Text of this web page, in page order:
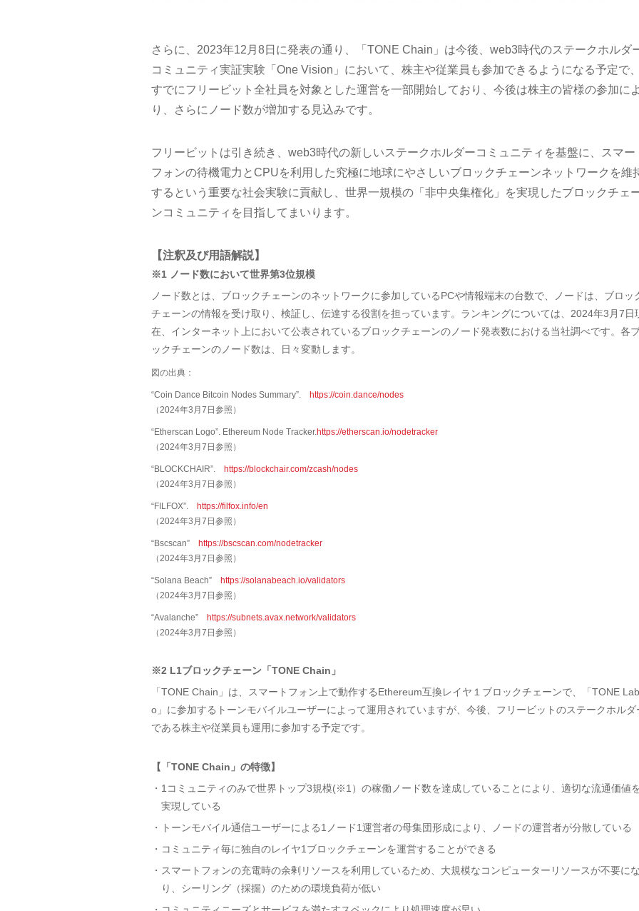
さらに、2023年12月8日に発表の通り、「TONE Chain」は今後、web3時代のステークホルダ
コミュニティ実証実験「One Vision」において、株主や従業員も参加できるようになる予定で、
すでにフリービット全社員を対象とした運営を一部開始しており、今後は株主の皆様の参加によ
り、さらにノード数が増加する見込みです。
フリービットは引き続き、web3時代の新しいステークホルダーコミュニティを基盤に、スマー
フォンの待機電力とCPUを利用した究極に地球にやさしいブロックチェーンネットワークを維
するという重要な社会実験に貢献し、世界一規模の「非中央集権化」を実現したブロックチェ
ンコミュニティを目指してまいります。
【注釈及び用語解説】
※1 ノード数において世界第3位規模
ノード数とは、ブロックチェーンのネットワークに参加しているPCや情報端末の台数で、ノードは、ブロッ
チェーンの情報を受け取り、検証し、伝達する役割を担っています。ランキングについては、2024年3月7日
在、インターネット上において公表されているブロックチェーンのノード発表数における当社調べです。各
ックチェーンのノード数は、日々変動します。
図の出典：
“Coin Dance Bitcoin Nodes Summary”. https://coin.dance/nodes
（2024年3月7日参照）
“Etherscan Logo”. Ethereum Node Tracker.https://etherscan.io/nodetracker
（2024年3月7日参照）
“BLOCKCHAIR”. https://blockchair.com/zcash/nodes
（2024年3月7日参照）
“FILFOX”. https://filfox.info/en
（2024年3月7日参照）
“Bscscan” https://bscscan.com/nodetracker
（2024年3月7日参照）
“Solana Beach” https://solanabeach.io/validators
（2024年3月7日参照）
“Avalanche” https://subnets.avax.network/validators
（2024年3月7日参照）
※2 L1ブロックチェーン「TONE Chain」
「TONE Chain」は、スマートフォン上で動作するEthereum互換レイヤ１ブロックチェーンで、「TONE Lab
o」に参加するトーンモバイルユーザーによって運用されていますが、今後、フリービットのステークホルダ
である株主や従業員も運用に参加する予定です。
【「TONE Chain」の特徴】
・1コミュニティのみで世界トップ3規模(※1）の稼働ノード数を達成していることにより、適切な流通価値
実現している
・トーンモバイル通信ユーザーによる1ノード1運営者の母集団形成により、ノードの運営者が分散している
・コミュニティ毎に独自のレイヤ1ブロックチェーンを運営することができる
・スマートフォンの充電時の余剰リソースを利用しているため、大規模なコンピューターリソースが不要にな
り、シーリング（採掘）のための環境負荷が低い